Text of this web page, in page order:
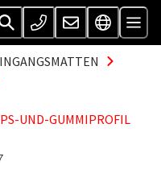
UND-GUMMIPROFIL